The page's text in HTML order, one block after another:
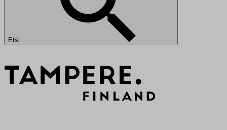
Etsi